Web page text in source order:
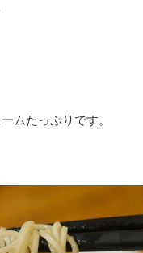
ムたっぷりです。